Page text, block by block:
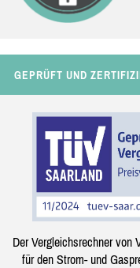
GEPRÜFT UND
Der Vergleichsrechner von
für den Strom- und